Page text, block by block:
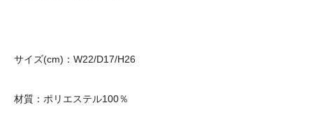
サイズ(cm)：W22/D17/H26
材質：ポリエステル100％